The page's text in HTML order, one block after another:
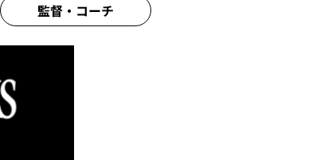
監督・ コーチ